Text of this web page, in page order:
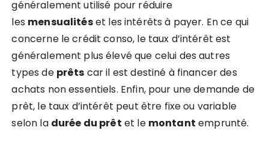
généralement utilisé pour réduire
les mensualitéset les intérêts à payer. En ce qui
concerne le crédit conso, le taux d’intérêt est
généralement plus élevé que celui des autres
types de prêts car il est destiné à financer des
achats non essentiels. Enfin, pour une demande de
prêt, le taux d’intérêt peut être fixe ou variable
selon la durée du prêt et le montant emprunté.